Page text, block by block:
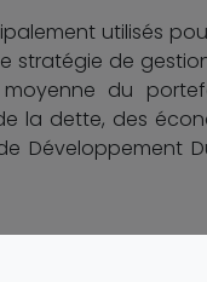
utilisés
stratégie de
du
la dette, des
Développement